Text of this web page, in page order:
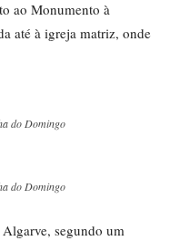
ao Monumento à
até à igreja matriz, onde
do Domingo
do Domingo
segundo um